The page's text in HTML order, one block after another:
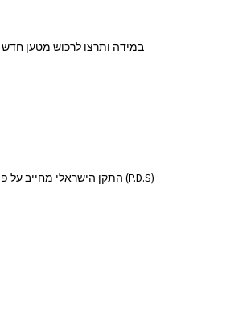
במידה ותרצו לרכוש מטען
(P.D.S) התקן הישראלי מחייב על פי חוק שתיהיה מותקנת מערכת כזאת בכל